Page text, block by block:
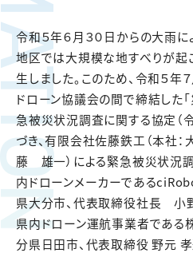
令和５年６月３０日からの大雨
地区では大規模な地すべりが起
生しました。このため、令和５年
ドローン協議会の間で締結した
急被災状況調査に関する協定（
づき、有限会社佐藤鉄工（本社
藤 雄一）による緊急被災状況
内ドローンメーカーである
県大分市、代表取締役社長 小
県内ドローン運航事業者である
分県日田市、代表取締役 野元